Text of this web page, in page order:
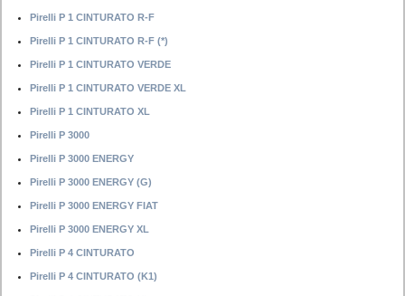
Pirelli P 1 CINTURATO R-F
Pirelli P 1 CINTURATO R-F (*)
Pirelli P 1 CINTURATO VERDE
Pirelli P 1 CINTURATO VERDE XL
Pirelli P 1 CINTURATO XL
Pirelli P 3000
Pirelli P 3000 ENERGY
Pirelli P 3000 ENERGY (G)
Pirelli P 3000 ENERGY FIAT
Pirelli P 3000 ENERGY XL
Pirelli P 4 CINTURATO
Pirelli P 4 CINTURATO (K1)